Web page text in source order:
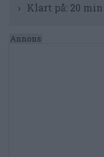
Klart på: 20 min